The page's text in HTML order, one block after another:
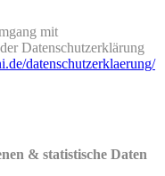
mit
Datenschutzerklärung
datenschutzerklaerung/
& statistische Daten